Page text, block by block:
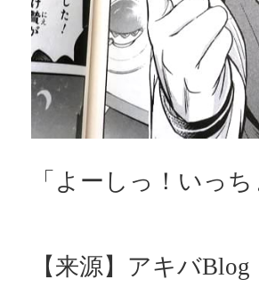
「よーしっ！いっ
【来源】アキバBlog